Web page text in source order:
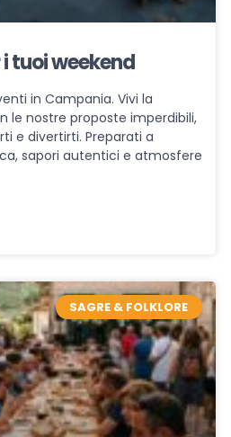
tuoi weekend
in Campania. Vivi la
le nostre proposte imperdibili,
e divertirti. Preparati a
sapori autentici e atmosfere
SAGRE & FOLKLORE